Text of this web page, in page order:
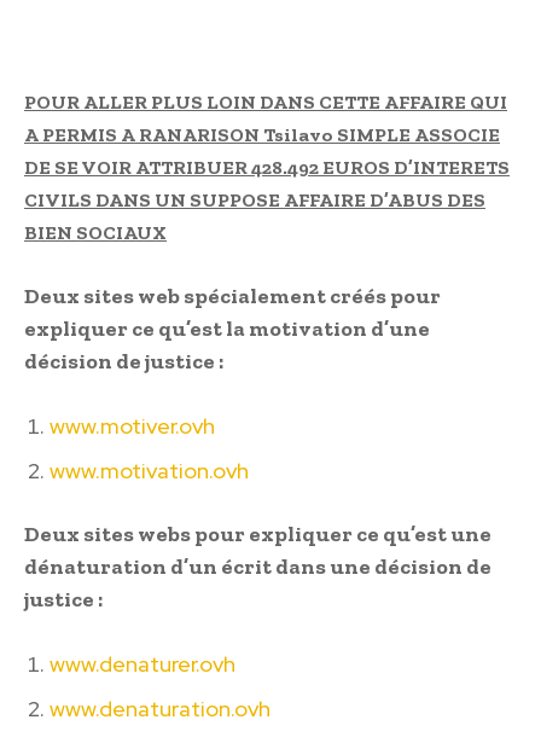
POUR ALLER PLUS LOIN DANS CETTE AFFAIRE QUI
A PERMIS A RANARISON Tsilavo SIMPLE ASSOCIE
DE SE VOIR ATTRIBUER 428.492 EUROS D’INTERETS
CIVILS DANS UN SUPPOSE AFFAIRE D’ABUS DES
BIEN SOCIAUX
Deux sites web spécialement créés pour
expliquer ce qu’est la motivation d’une
décision de justice :
www.motiver.ovh
www.motivation.ovh
Deux sites webs pour expliquer ce qu’est une
dénaturation d’un écrit dans une décision de
justice :
www.denaturer.ovh
www.denaturation.ovh